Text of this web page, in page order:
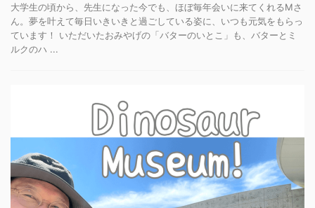
大学生の頃から、先生になった今でも、ほぼ毎年会いに来てくれるMさ
ん。夢を叶えて毎日いきいきと過ごしている姿に、いつも元気をもらっ
ています！ いただいたおみやげの「バターのいとこ」も、バターとミ
ルクのハ ...